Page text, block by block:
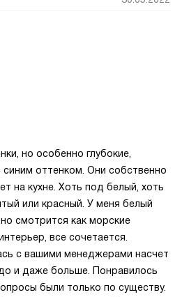
но особенно глубокие,
оттенком. Они собственно
на кухне. Хоть под белый, хоть
или красный. У меня белый
смотрится как морские
все сочетается.
с вашими менеджерами насчет
и даже больше. Понравилось
были только по существу.